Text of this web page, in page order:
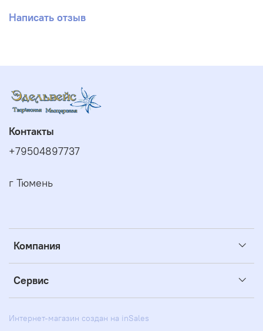
Написать отзыв
Компания
Сервис
Контакты
+79504897737
г Тюмень
Интернет-магазин создан на inSales